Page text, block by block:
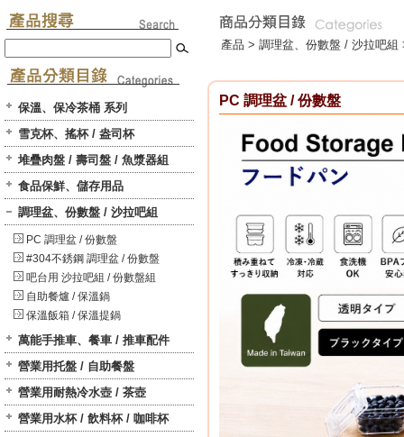
保溫、保冷茶桶 系列
雪克杯、搖杯 / 盎司杯
堆疊肉盤 / 壽司盤 / 魚漿器組
食品保鮮、儲存用品
調理盆、份數盤 / 沙拉吧組
PC 調理盆 / 份數盤
#304不銹鋼 調理盆 / 份數盤
吧台用 沙拉吧組 / 份數盤組
自助餐爐 / 保溫鍋
保溫飯箱 / 保溫提鍋
萬能手推車、餐車 / 推車配件
營業用托盤 / 自助餐盤
營業用耐熱冷水壺 / 茶壺
營業用水杯 / 飲料杯 / 咖啡杯
產品 > 調理盆、份數盤 / 沙拉吧組
PC 調理盆 / 份數盤